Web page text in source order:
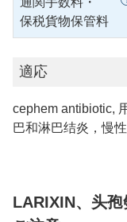
保税貨物保管料
適応
cephem antibiotic,
巴和淋巴结炎，慢
LARIXIN、头